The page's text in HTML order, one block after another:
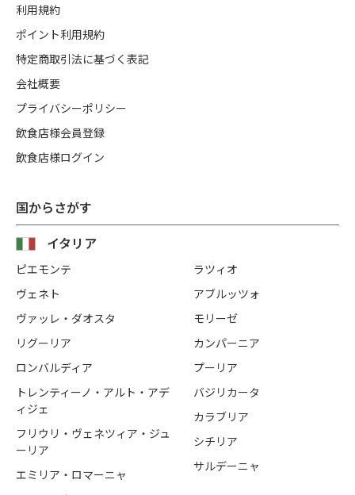
国からさがす
イタリア
ピエモンテ
ヴェネト
ヴァッレ・ダオスタ
リグーリア
ロンバルディア
トレンティーノ・アルト・アデ
ィジェ
フリウリ・ヴェネツィア・ジュ
ーリア
エミリア・ロマーニャ
ラツィオ
アブルッツォ
モリーゼ
カンパーニア
プーリア
バジリカータ
カラブリア
シチリア
サルデーニャ
利用規約
ポイント利用規約
特定商取引法に基づく表記
会社概要
プライバシーポリシー
飲食店様会員登録
飲食店様ログイン